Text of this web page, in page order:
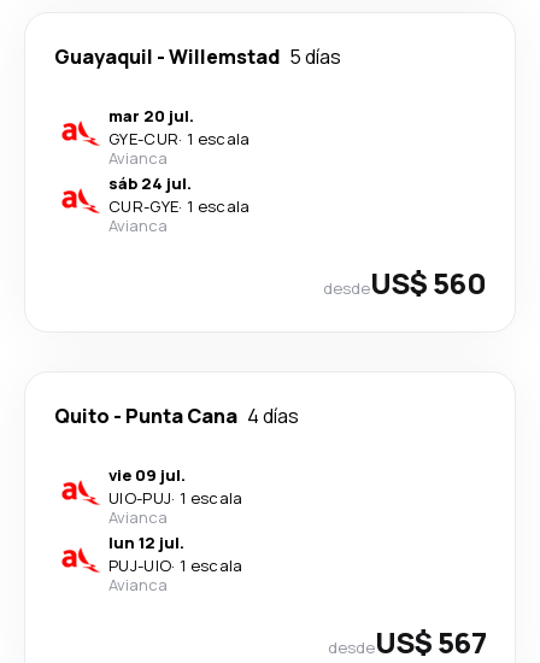
Guayaquil -Willemstad 5 días
mar 20 jul.
GYE-CUR· 1 escala
Avianca
sáb 24 jul.
CUR-GYE· 1 escala
Avianca
desdeUS$ 560
Quito - Punta Cana 4 días
vie 09 jul.
UIO-PUJ· 1 escala
Avianca
lun 12 jul.
PUJ-UIO· 1 escala
Avianca
desdeUS$ 567